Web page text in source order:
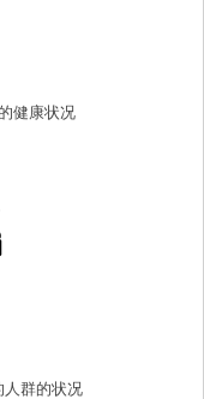
健康状况
人群的状况